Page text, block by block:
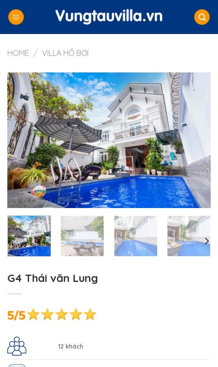
HOME / VILLA HỒ BƠI
G4 Thái văn Lung
12 khách